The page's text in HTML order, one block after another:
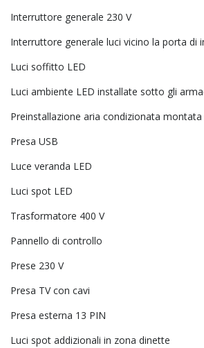
Interruttore generale 230 V
Interruttore generale luci vicino la porta di
Luci soffitto LED
Luci ambiente LED installate sotto gli
Preinstallazione aria condizionata
Presa USB
Luce veranda LED
Luci spot LED
Trasformatore 400 V
Pannello di controllo
Prese 230 V
Presa TV con cavi
Presa esterna 13 PIN
Luci spot addizionali in zona dinette